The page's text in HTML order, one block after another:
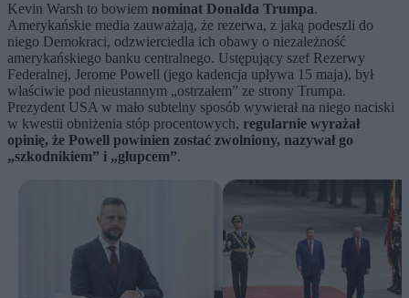
Kevin Warsh to bowiem nominat Donalda Trumpa.
Amerykańskie media zauważają, że rezerwa, z jaką podeszli do
niego Demokraci, odzwierciedla ich obawy o niezależność
amerykańskiego banku centralnego. Ustępujący szef Rezerwy
Federalnej, Jerome Powell (jego kadencja upływa 15 maja), był
właściwie pod nieustannym „ostrzałem” ze strony Trumpa.
Prezydent USA w mało subtelny sposób wywierał na niego naciski
w kwestii obniżenia stóp procentowych, regularnie wyrażał
opinię, że Powell powinien zostać zwolniony, nazywał go
„szkodnikiem” i „głupcem”.